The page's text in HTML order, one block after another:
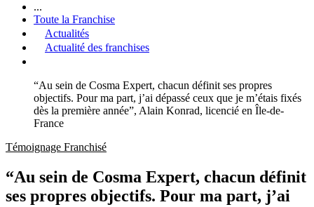
...
Toute la Franchise
Actualités
Actualité des franchises
“Au sein de Cosma Expert, chacun définit ses propres
objectifs. Pour ma part, j’ai dépassé ceux que je m’étais fixés
dès la première année”, Alain Konrad, licencié en Île-de-
France
Témoignage Franchisé
“Au sein de Cosma Expert, chacun définit
ses propres objectifs. Pour ma part, j’ai